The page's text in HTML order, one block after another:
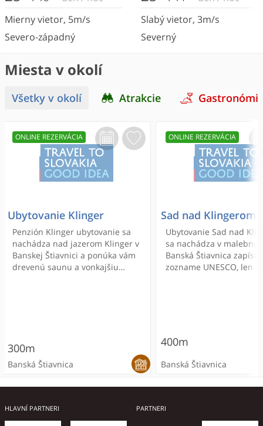
Mierny vietor, 5m/s
Severo-západný
Slabý vietor, 3m/s
Severný
Miesta v okolí
Všetky v okolí Atrakcie
Ubytovanie Klinger
Penzión Klinger ubytovanie sa
nachádza nad jazerom Klinger v
Banskej Štiavnici a ponúka vám
drevenú saunu a vonkajšiu
historického centra mesta sa
dostanete pešo za 10 minút.
300m
ONLINE REZERVÁCIA
Banská Štiavnica
Sad nad Klingerom
Ubytovanie Sad nad
sa nachádza v
Banská Štiavnica
zozname UNESCO, len
400m
ONLINE REZERVÁCIA
Banská Štiavnica
HLAVNÍ PARTNERI PARTNERI